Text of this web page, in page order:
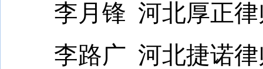
李月锋 河北厚正律
李路广 河北捷诺律